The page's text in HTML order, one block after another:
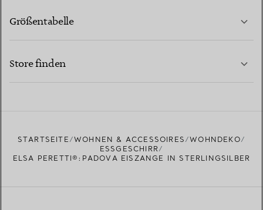
Größentabelle
Store finden
STARTSEITE WOHNEN & ACCESSOIRES
WOHNDEKO
ESSGESCHIRR
ELSA PERETTI®:PADOVA EISZANGE IN STERLINGSILBER